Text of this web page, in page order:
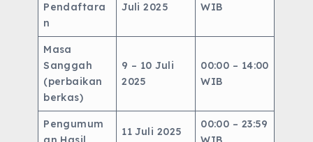
Pendaftara
n
Juli 2025
WIB
Masa
Sanggah
(perbaikan
berkas)
9 – 10 Juli
2025
00:00 – 14:00
WIB
Pengumum
11 Juli 2025
00:00 – 23:59